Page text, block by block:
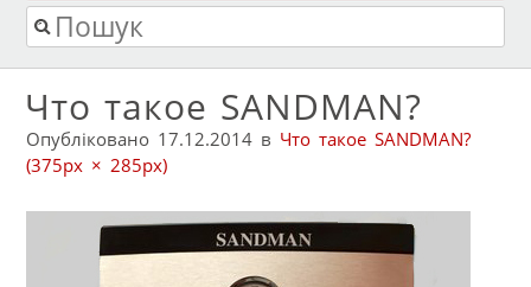
Перейти до змісту
Пошук
Что такое SANDMAN?
Опубліковано 17.12.2014 в Что такое SANDMAN?
(375px × 285px)